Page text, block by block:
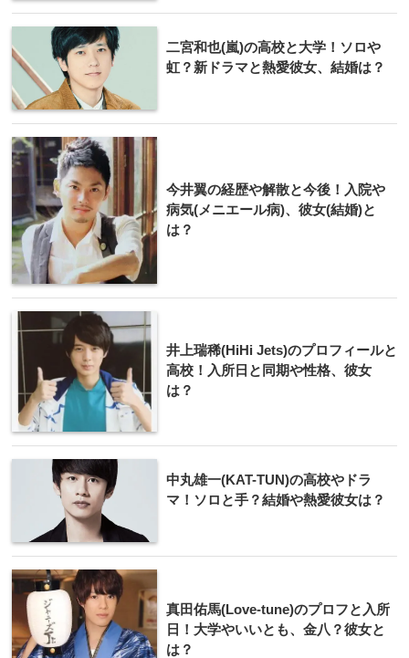
二宮和也(嵐)の高校と大学！ソロや
虹？新ドラマと熱愛彼女、結婚は？
今井翼の経歴や解散と今後！入院や
病気(メニエール病)、彼女(結婚)と
は？
井上瑞稀(HiHi Jets)のプロフィールと
高校！入所日と同期や性格、彼女
は？
中丸雄一(KAT-TUN)の高校やドラ
マ！ソロと手？結婚や熱愛彼女は？
真田佑馬(Love-tune)のプロフと入所
日！大学やいいとも、金八？彼女と
は？